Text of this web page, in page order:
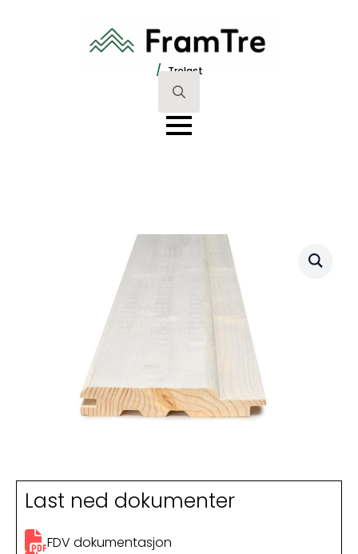
/ Trelast
Search
for:
Last ned dokumenter
FDV dokumentasjon